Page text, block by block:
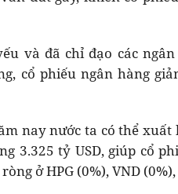
và đã chỉ đạo các
cổ phiếu ngân hàng
nay nước ta có thể xuất
3.325 tỷ USD, giúp cổ
ở HPG (0%), VND